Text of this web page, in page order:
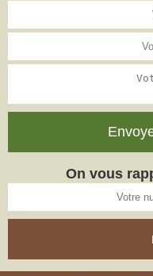
On vous